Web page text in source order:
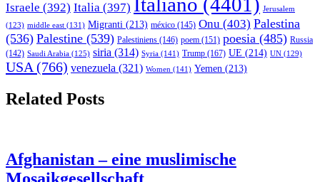
Israele (392) Italia (397) Jerusalem
(123) middle east (131) Migranti (213) méxico (145) Onu (403) Palestina
(536) Palestine (539) Palestiniens (146) poem (151) poesia (485) Russia
(142) Saudi Arabia (125) siria (314) Syria (141) Trump (167) UE (214) UN (129)
USA (766) venezuela (321) Women (141) Yemen (213)
Related Posts
Afghanistan – eine muslimische